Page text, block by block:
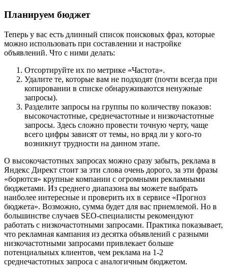
Планируем бюджет
Теперь у вас есть длинный список поисковых фраз, которые
можно использовать при составлении и настройке
объявлений. Что с ними делать:
Отсортируйте их по метрике «Частота».
Удалите те, которые вам не подходят (почти всегда при
копировании в списке обнаруживаются ненужные
запросы).
Разделите запросы на группы по количеству показов:
высокочастотные, среднечастотные и низкочастотные
запросы. Здесь сложно провести точную черту, чаще
всего цифры зависят от темы, но вряд ли у кого-то
возникнут трудности на данном этапе.
О высокочастотных запросах можно сразу забыть, реклама в
Яндекс Директ стоит за эти слова очень дорого, за эти фразы
«борются» крупные компании с огромными рекламными
бюджетами. Из среднего диапазона вы можете выбрать
наиболее интересные и проверить их в сервисе «Прогноз
бюджета». Возможно, сумма будет для вас приемлемой. Но в
большинстве случаев SEO-специалисты рекомендуют
работать с низкочастотными запросами. Практика показывает,
что рекламная кампания из десятка объявлений с разными
низкочастотными запросами привлекает больше
потенциальных клиентов, чем реклама на 1-2
среднечастотных запроса с аналогичным бюджетом.